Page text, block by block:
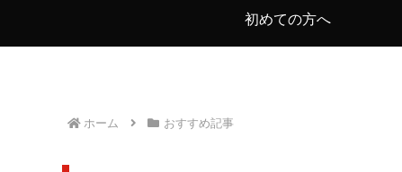
初めての方へ
ホーム おすすめ記事